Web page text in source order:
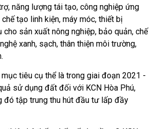
năng lượng tái tạo, công nghiệp ứng
tạo linh kiện, máy móc, thiết bị
cho sản xuất nông nghiệp, bảo quản, chế
xanh, sạch, thân thiện môi trường,
tiêu cụ thể là trong giai đoạn 2021 -
sử dụng đất đối với KCN Hòa Phú,
đó tập trung thu hút đầu tư lấp đầy